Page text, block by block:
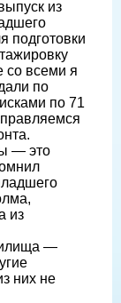
из
подготовки
со всеми я
по
по 71
— это
из
—
них не